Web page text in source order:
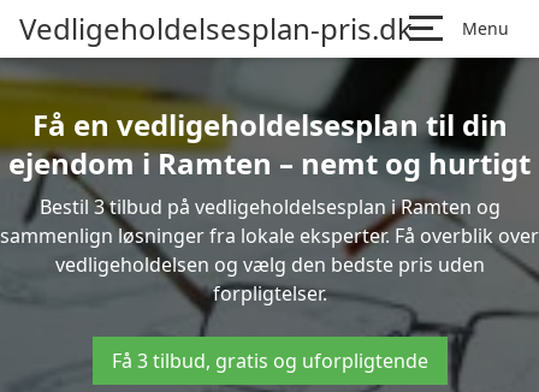
Vedligeholdelsesplan-pris.dk Menu
Få en vedligeholdelsesplan til din
ejendom i Ramten – nemt og hurtigt
Bestil 3 tilbud på vedligeholdelsesplan i Ramten og
sammenlign løsninger fra lokale eksperter. Få overblik over
vedligeholdelsen og vælg den bedste pris uden
forpligtelser.
Få 3 tilbud, gratis og uforpligtende